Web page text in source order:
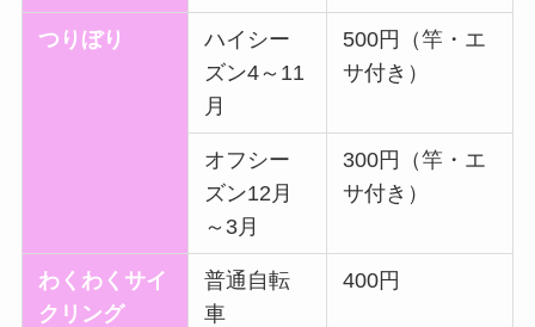
つりぼり
ハイシー
ズン4～11
月
500円（竿・エ
サ付き）
オフシー
ズン12月
～3月
300円（竿・エ
サ付き）
わくわくサイ
クリング
普通自転
車
400円